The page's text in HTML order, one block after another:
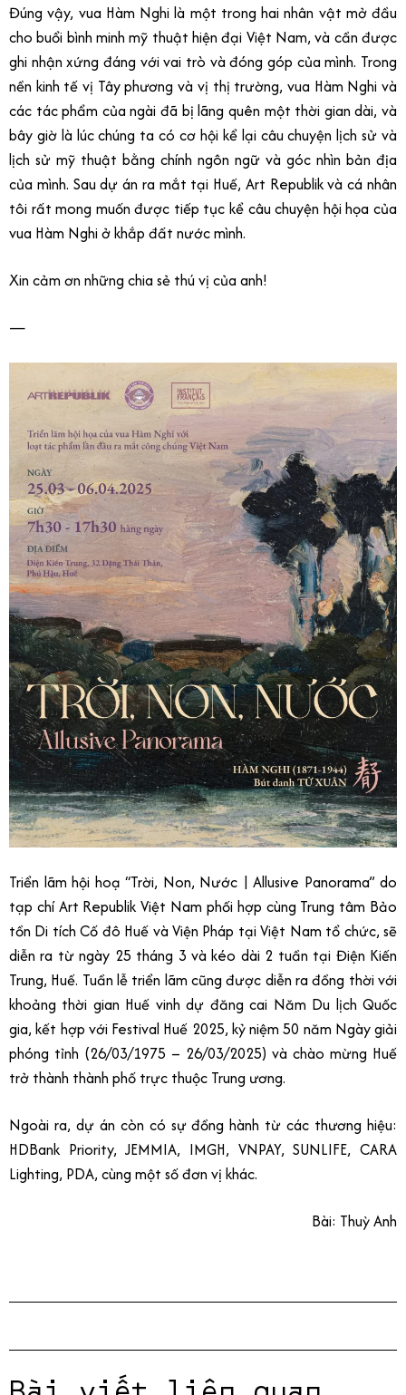
Đúng vậy, vua Hàm Nghi là một trong hai nhân vật mở đầu
cho buổi bình minh mỹ thuật hiện đại Việt Nam, và cần được
ghi nhận xứng đáng với vai trò và đóng góp của mình. Trong
nền kinh tế vị Tây phương và vị thị trường, vua Hàm Nghi và
các tác phẩm của ngài đã bị lãng quên một thời gian dài, và
bây giờ là lúc chúng ta có cơ hội kể lại câu chuyện lịch sử và
lịch sử mỹ thuật bằng chính ngôn ngữ và góc nhìn bản địa
của mình. Sau dự án ra mắt tại Huế, Art Republik và cá nhân
tôi rất mong muốn được tiếp tục kể câu chuyện hội họa của
vua Hàm Nghi ở khắp đất nước mình.
Xin cảm ơn những chia sẻ thú vị của anh!
—
Triển lãm hội hoạ “Trời, Non, Nước | Allusive Panorama” do
tạp chí Art Republik Việt Nam phối hợp cùng Trung tâm Bảo
tồn Di tích Cố đô Huế và Viện Pháp tại Việt Nam tổ chức, sẽ
diễn ra từ ngày 25 tháng 3 và kéo dài 2 tuần tại Điện Kiến
Trung, Huế. Tuần lễ triển lãm cũng được diễn ra đồng thời với
khoảng thời gian Huế vinh dự đăng cai Năm Du lịch Quốc
gia, kết hợp với Festival Huế 2025, kỷ niệm 50 năm Ngày giải
phóng tỉnh (26/03/1975 – 26/03/2025) và chào mừng Huế
trở thành thành phố trực thuộc Trung ương.
Ngoài ra, dự án còn có sự đồng hành từ các thương hiệu:
HDBank Priority, JEMMIA, IMGH, VNPAY, SUNLIFE, CARA
Lighting, PDA, cùng một số đơn vị khác.
Bài: Thuỳ Anh